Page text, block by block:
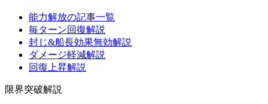
能力解放の記事一覧
毎ターン回復解説
封じ&船長効果無効解説
ダメージ軽減解説
回復上昇解説
限界突破解説